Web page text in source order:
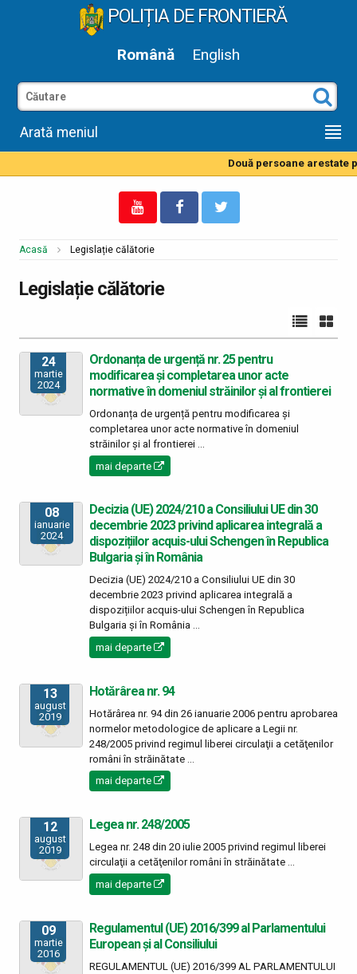
POLIȚIA DE FRONTIERĂ
Română English
Arată meniul
Două persoane arestate
Acasă Legislație călătorie
Legislație călătorie
24
martie
2024
Ordonanța de urgență nr. 25 pentru
modificarea și completarea unor acte
normative în domeniul străinilor și al frontierei
Ordonanța de urgență pentru modificarea și
completarea unor acte normative în domeniul
străinilor și al frontierei ...
mai departe
08
ianuarie
2024
Decizia (UE) 2024/210 a Consiliului UE din 30
decembrie 2023 privind aplicarea integrală a
dispozițiilor acquis-ului Schengen în Republica
Bulgaria și în România
Decizia (UE) 2024/210 a Consiliului UE din 30
decembrie 2023 privind aplicarea integrală a
dispozițiilor acquis-ului Schengen în Republica
Bulgaria și în România ...
mai departe
13
august
2019
Hotărârea nr. 94
Hotărârea nr. 94 din 26 ianuarie 2006 pentru aprobarea
normelor metodologice de aplicare a Legii nr.
248/2005 privind regimul liberei circulaţii a cetăţenilor
români în străinătate ...
mai departe
12
august
2019
Legea nr. 248/2005
Legea nr. 248 din 20 iulie 2005 privind regimul liberei
circulaţii a cetăţenilor români în străinătate ...
mai departe
09
martie
2016
Regulamentul (UE) 2016/399 al Parlamentului
European și al Consiliului
REGULAMENTUL (UE) 2016/399 AL PARLAMENTULUI